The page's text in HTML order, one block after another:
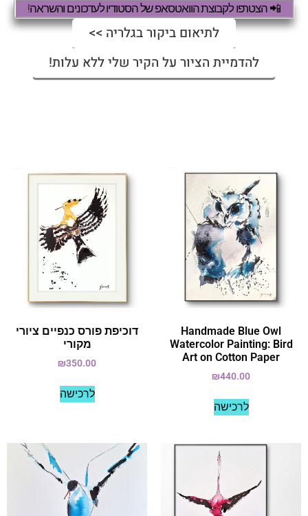
📲 הצטרפו לקבוצת הוואטסאפ של הסטודיו לעדכונים והשראה!
לתיאום ביקור בגלריה >>
להדמיית הציור על הקיר שלי ללא עלות!
Handmade Blue Owl
Watercolor Painting: Bird
Art on Cotton Paper
₪440.00
לרכישה
דוכיפת פורס כנפיים ציורי
מקורי
₪350.00
לרכישה